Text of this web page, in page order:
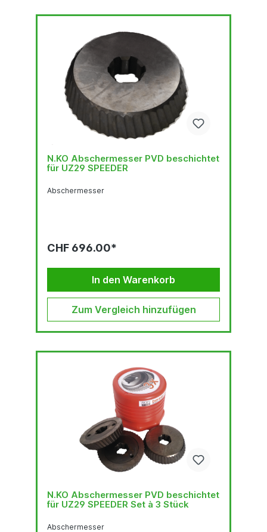
N.KO Abschermesser PVD beschichtet
für UZ29 SPEEDER
Abschermesser
CHF 696.00*
In den Warenkorb
Zum Vergleich hinzufügen
N.KO Abschermesser PVD beschichtet
für UZ29 SPEEDER Set à 3 Stück
Abschermesser